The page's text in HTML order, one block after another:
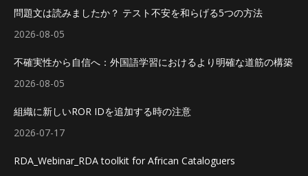
問題文は読みましたか？ テスト不安を和らげる5つの方法
2026-08-05
不確実性から自信へ：外国語学習におけるより明確な道筋の構築
2026-08-05
組織に新しいROR IDを追加する時の注意
2026-07-17
RDA_Webinar_RDA toolkit for African Cataloguers